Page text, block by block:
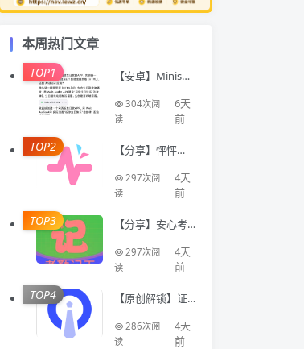
本周热门文章
TOP1
【安卓】Minis🔥
模型🔥AI写代码
生成应用
304次阅
读
6天
前
TOP2
【分享】怦怦🔥A
恋人多模态互动
聊天工具🔥
297次阅
读
4天
前
TOP3
【分享】安心考
记工时统计出勤
数据
297次阅
读
4天
前
TOP4
【原创解锁】证
会员🔥标准尺寸
换底色美颜证件
286次阅
读
4天
前